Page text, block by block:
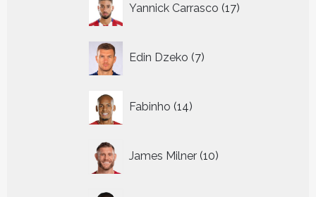
Yannick Carrasco 17
producten
Edin Dzeko 7
producten
Fabinho 14
producten
James Milner 10
producten